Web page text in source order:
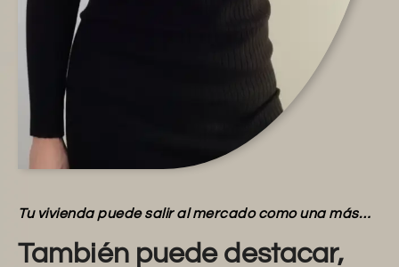
Tu vivienda puede salir al mercado como una más…
También puede destacar,